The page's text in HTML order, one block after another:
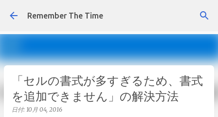
スキップしてメイン コンテンツに移動
Remember The Time
「セルの書式が多すぎるため、書式
を追加できません」の解決方法
日付: 10月 04, 2016